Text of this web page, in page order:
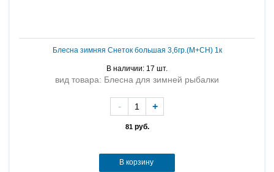
Блесна зимняя Снеток большая 3,6гр.(М+СН) 1к
В наличии: 17 шт.
вид товара: Блесна для зимней рыбалки
81руб.
- +
В корзину